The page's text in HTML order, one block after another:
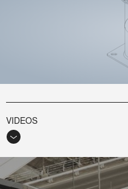
VIDEOS